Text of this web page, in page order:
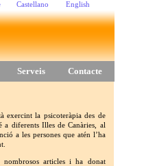
Castellano English
Serveis Contacte
exercint la psicoteràpia des de
a diferents Illes de Canàries, al
a les persones que atén l’ha
articles i ha donat